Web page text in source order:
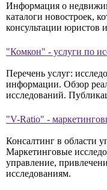
Информация о
каталоги новостроек,
консультации юристов
"Комкон" - услуги по
Перечень услуг:
информации. Обзор
исследований.
"V-Ratio" -
Консалтинг в области
Маркетинговые
управление,
исследованиям.